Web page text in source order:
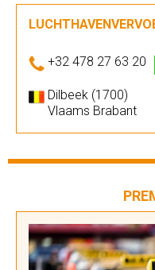
+32 478 27 63 20
Dilbeek (1700)
Vlaams Brabant